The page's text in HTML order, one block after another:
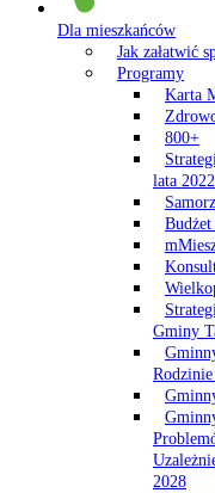
Dla mieszkańców
Jak załatwić
Programy
Karta
800+
lata
Gminy
2028